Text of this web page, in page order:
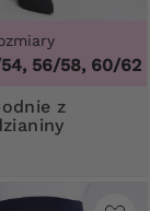
6456/58, 60/62